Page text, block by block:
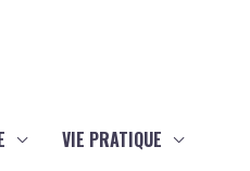
VIE PRATIQUE